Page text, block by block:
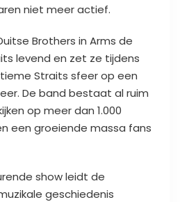
niet meer actief.
Brothers in Arms de
levend en zet ze tijdens
Straits sfeer op een
De band bestaat al ruim
op meer dan 1.000
een groeiende massa fans
show leidt de
geschiedenis